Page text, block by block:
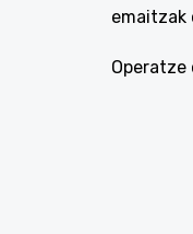
emaitzak
Operatze